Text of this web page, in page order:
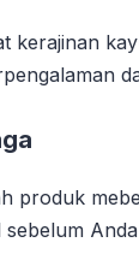
kerajinan
produk